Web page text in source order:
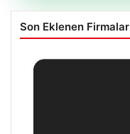
Son Eklenen Firmalar